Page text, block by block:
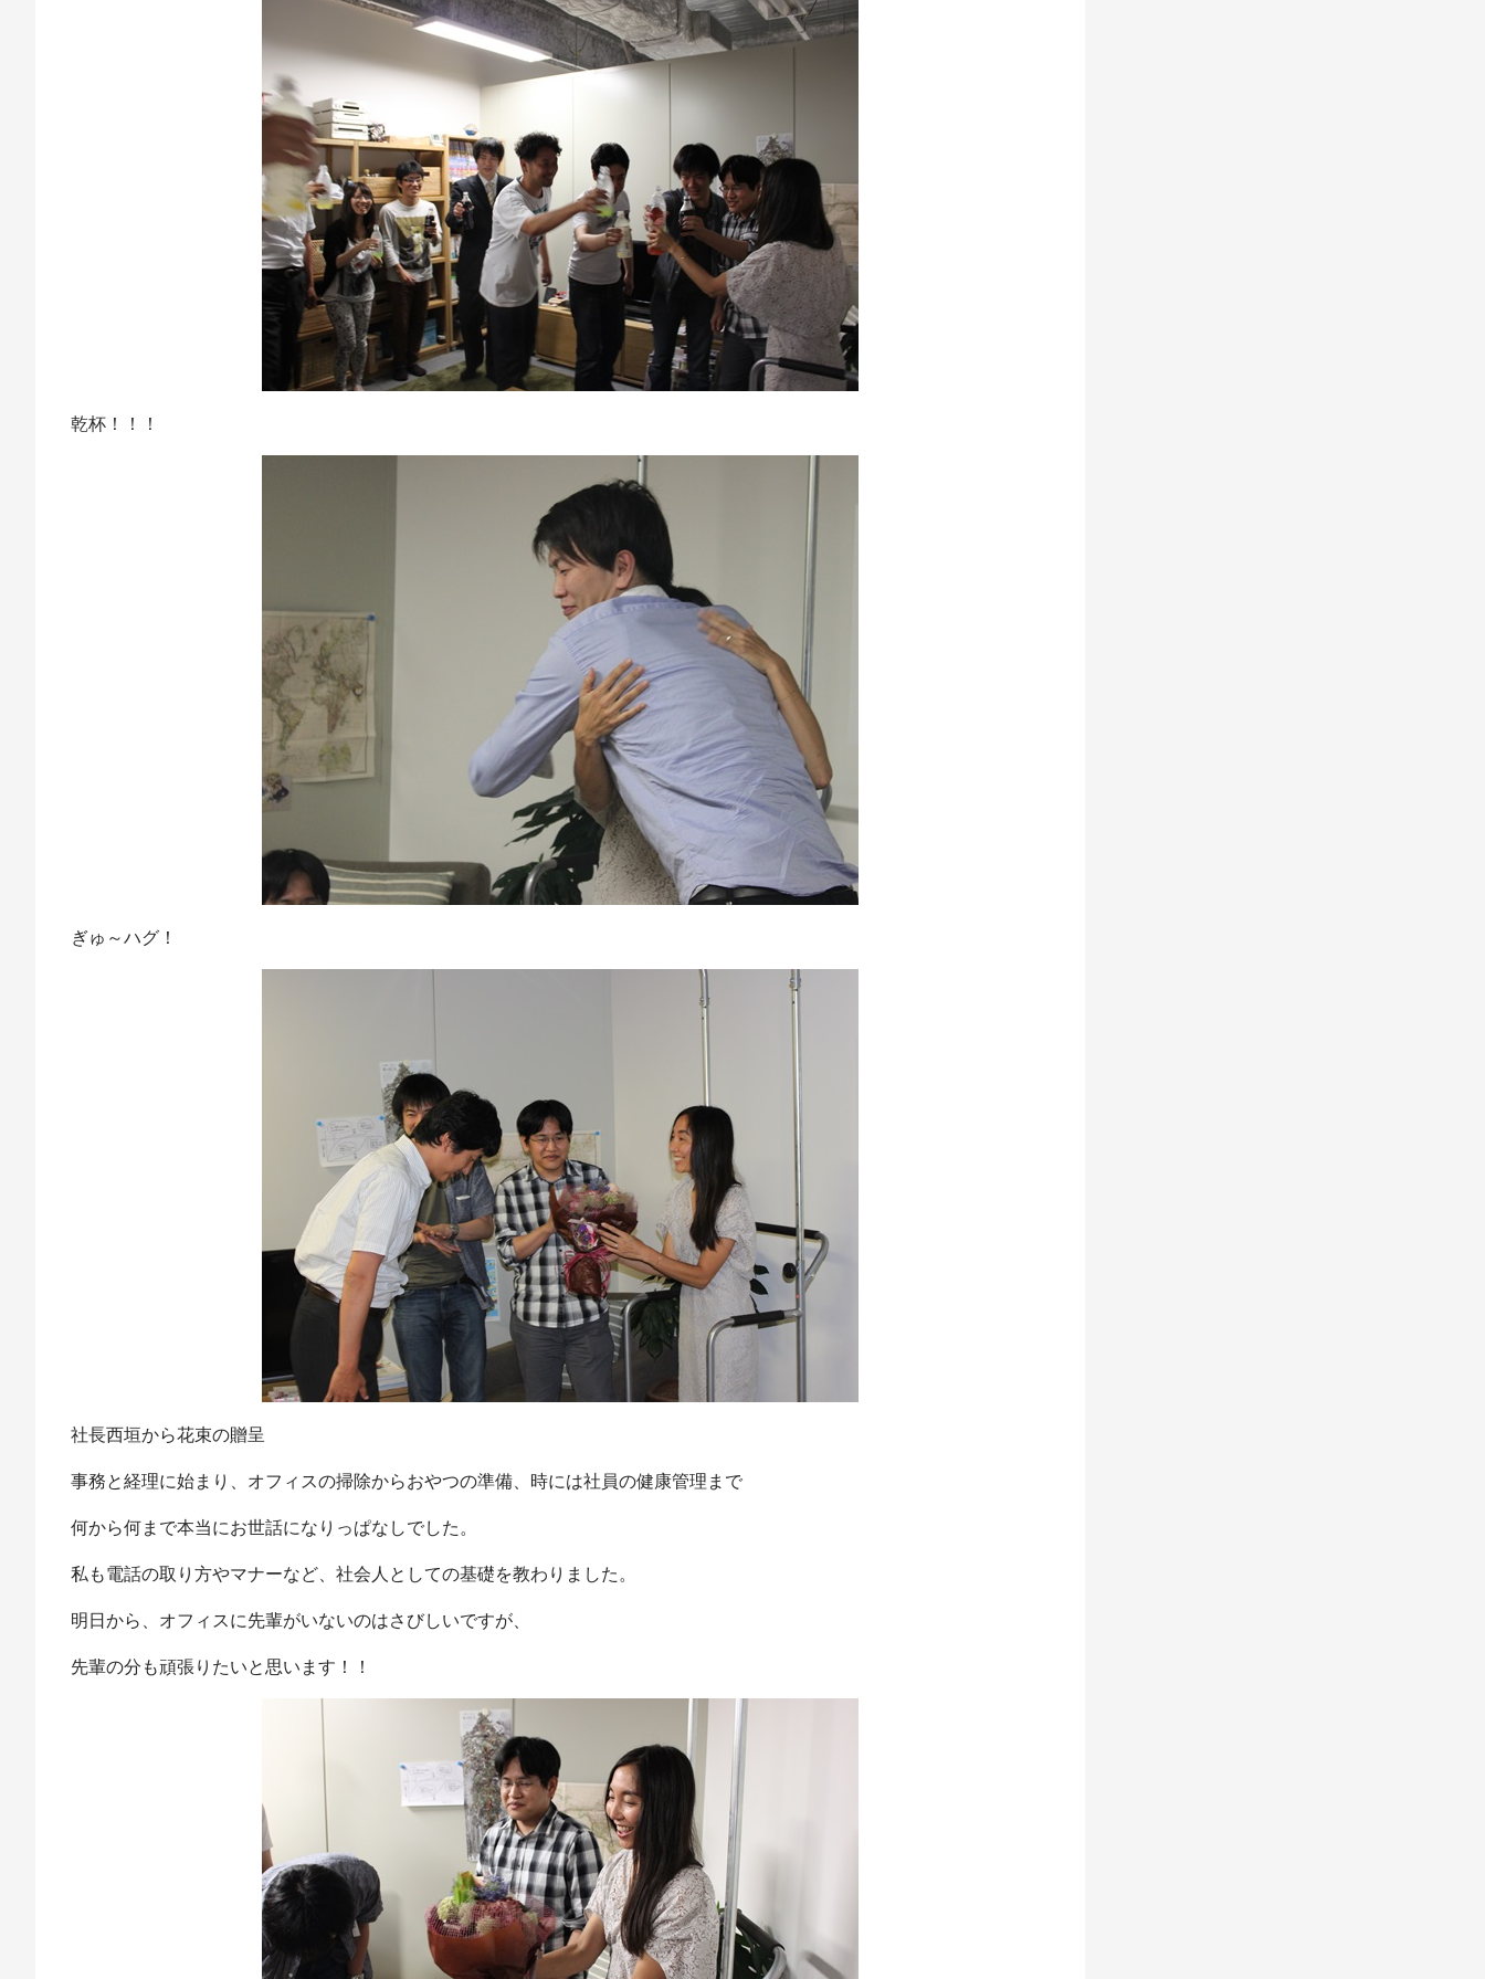
乾杯！！！
ぎゅ～ハグ！
社長西垣から花束の贈呈
事務と経理に始まり、オフィスの掃除からおやつの準備、時には社員の健康管理まで
何から何まで本当にお世話になりっぱなしでした。
私も電話の取り方やマナーなど、社会人としての基礎を教わりました。
明日から、オフィスに先輩がいないのはさびしいですが、
先輩の分も頑張りたいと思います！！